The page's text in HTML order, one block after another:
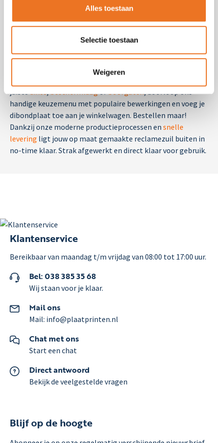
Alles toestaan
Selectie toestaan
Weigeren
Parkeerterreinen en industriële locaties:
Hoe bestel ik een reclamezuil?
Dat regel je snel en gemakkelijk via
juistedikte,beschermlaagofboorgaten, doorloop ons
handige keuzemenu met populaire bewerkingen en voeg je
dibondplaat toe aan je winkelwagen. Bestellen maar!
Dankzij onze moderne productieprocessen en snelle
levering ligt jouw op maat gemaakte reclamezuil buiten in
no-time klaar. Strak afgewerkt en direct klaar voor gebruik.
Klantenservice
Bereikbaar van maandag t/m vrijdag van 08:00 tot 17:00 uur.
Bel: 038 385 35 68
Wij staan voor je klaar.
Mail ons
Mail: info@plaatprinten.nl
Chat met ons
Start een chat
Direct antwoord
Bekijk de veelgestelde vragen
Blijf op de hoogte